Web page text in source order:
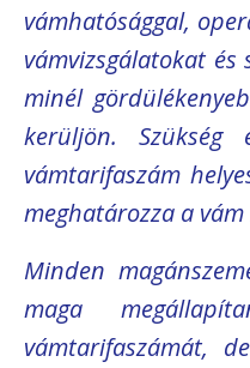
vámhatósággal,
vámvizsgálatokat
minél
kerüljön.
vámtarifaszám
meghatározza a
Minden
maga
vámtarifaszámát,